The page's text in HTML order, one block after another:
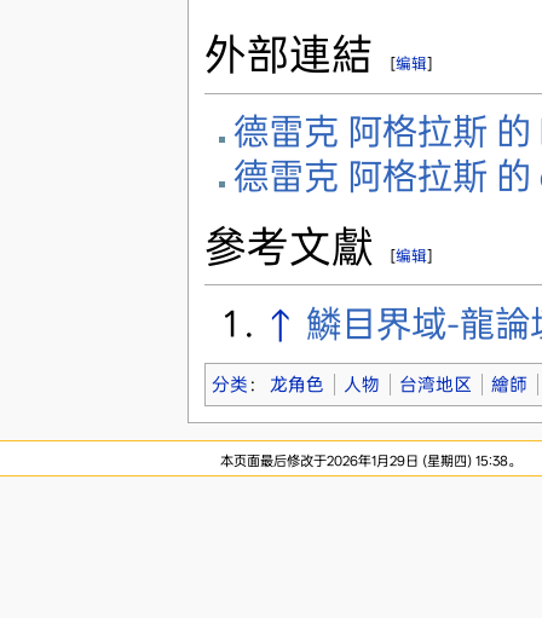
外部連結 [编辑]
德雷克 阿格拉斯
德雷克 阿格拉斯
參考文獻 [编辑]
↑ 鱗目界域-龍論
分类 ： 龙角色 人物 台湾地区 繪師
本页面最后修改于2026年1月29日 (星期四) 15:38。